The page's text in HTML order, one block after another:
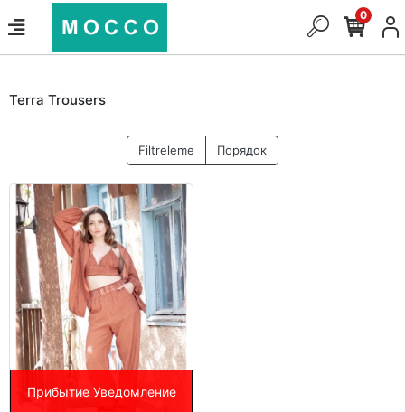
0
Terra Trousers
Filtreleme Порядок
Прибытие Уведомление